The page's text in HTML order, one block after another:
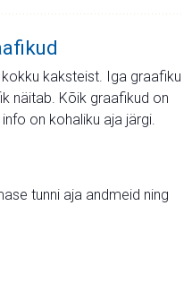
kaksteist. Iga graafiku
näitab. Kõik graafikud on
on kohaliku aja järgi.
tunni aja andmeid ning